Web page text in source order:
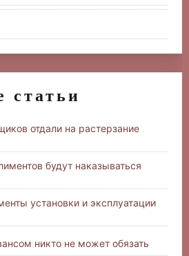
статьи
отдали на растерзание
будут наказываться
установки и эксплуатации
никто не может обязать